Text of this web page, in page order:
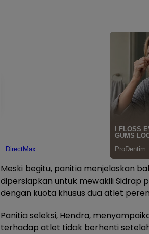
Meski begitu, panitia menjelaskan
dipersiapkan untuk mewakili Sidrap
dengan kuota khusus dua atlet
Panitia seleksi, Hendra,
terhadap atlet tidak berhenti